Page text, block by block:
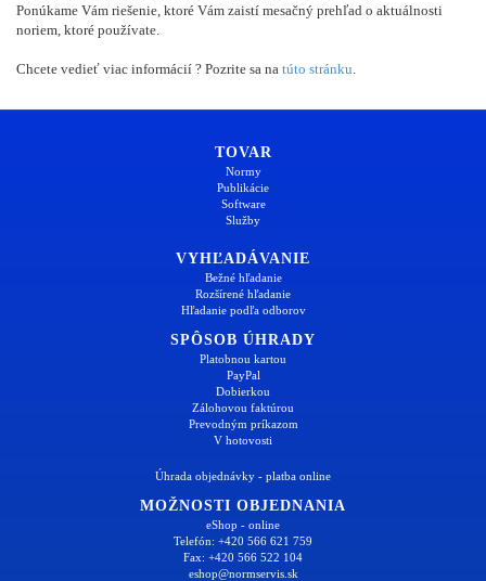
Ponúkame Vám riešenie, ktoré Vám zaistí mesačný prehľad o aktuálnosti
noriem, ktoré používate.
Chcete vedieť viac informácií ? Pozrite sa na túto stránku
TOVAR
Normy
Publikácie
Software
Služby
VYHĽADÁVANIE
Bežné hľadanie
Rozšírené hľadanie
Hľadanie podľa odborov
SPÔSOB ÚHRADY
Platobnou kartou
PayPal
Dobierkou
Zálohovou faktúrou
Prevodným príkazom
V hotovosti
Úhrada objednávky - platba online
MOŽNOSTI OBJEDNANIA
eShop - online
Telefón: +420 566 621 759
Fax: +420 566 522 104
eshop@normservis.sk